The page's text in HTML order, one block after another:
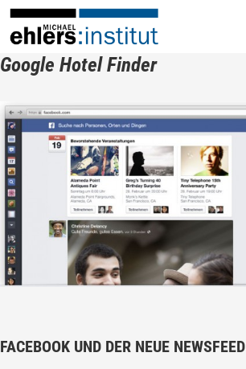
Google Hotel Finder
FACEBOOK UND DER NEUE NEWSFEED